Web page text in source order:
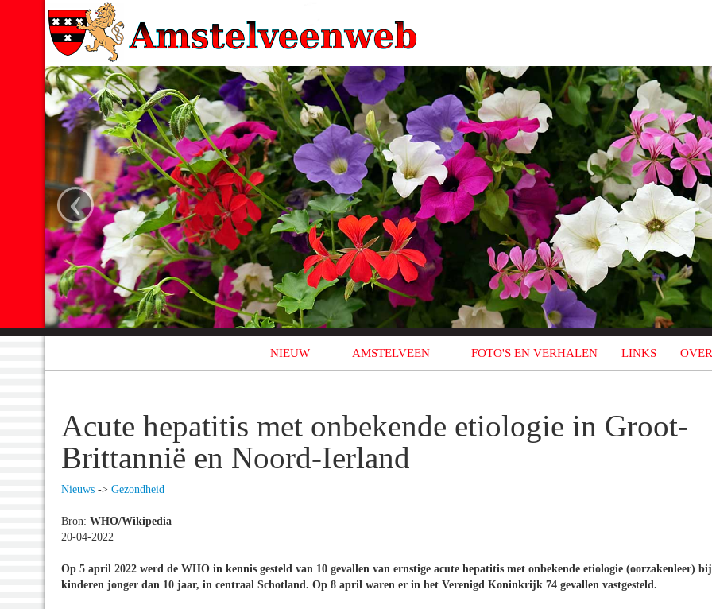
‹
NIEUW AMSTELVEEN FOTO'S EN VERHALEN LINKS
Acute hepatitis met onbekende etiologie in Groot-
Brittannië en Noord-Ierland
Nieuws -> Gezondheid
Bron: WHO/Wikipedia
20-04-2022
Op 5 april 2022 werd de WHO in kennis gesteld van 10 gevallen van ernstige acute hepatitis met onbekende etiologie (oorzakenleer) bij
kinderen jonger dan 10 jaar, in centraal Schotland. Op 8 april waren er in het Verenigd Koninkrijk 74 gevallen vastgesteld.